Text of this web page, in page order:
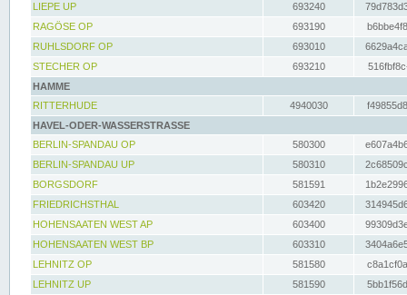
LIEPE UP
693240
RAGÖSE OP
693190
RUHLSDORF OP
693010
STECHER OP
693210
HAMME
RITTERHUDE
4940030
HAVEL-ODER-WASSERSTRASSE
BERLIN-SPANDAU OP
580300
BERLIN-SPANDAU UP
580310
BORGSDORF
581591
FRIEDRICHSTHAL
603420
HOHENSAATEN WEST AP
603400
HOHENSAATEN WEST BP
603310
LEHNITZ OP
581580
LEHNITZ UP
581590